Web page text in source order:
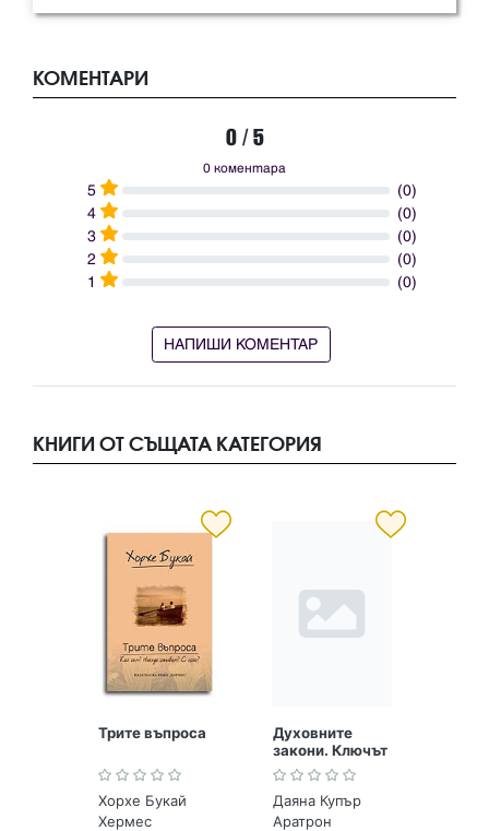
КОМЕНТАРИ
0 / 5
0 коментара
5
(0)
4
(0)
3
(0)
2
(0)
1
(0)
НАПИШИ КОМЕНТАР
КНИГИ ОТ СЪЩАТА КАТЕГОРИЯ
Трите въпроса
Хорхе Букай
Хермес
Духовните
закони. Ключът
към небето
Даяна Купър
Аратрон